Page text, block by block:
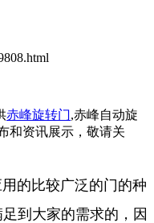
赤峰旋转门,赤峰自动旋
和资讯展示，敬请关
的比较广泛的门的种
到大家的需求的，因